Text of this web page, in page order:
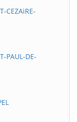
CEZAiRE-
PAUL-DE-